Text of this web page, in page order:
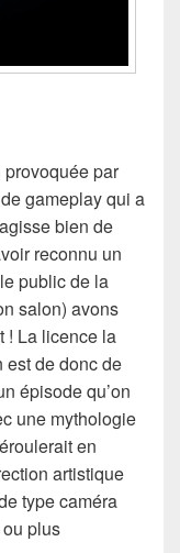
provoquée par
gameplay qui a
bien de
reconnu un
public de la
salon) avons
! La licence la
de donc de
épisode qu’on
une mythologie
en
artistique
type caméra
plus